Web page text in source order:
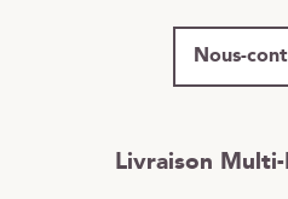
Nous-
Livraison